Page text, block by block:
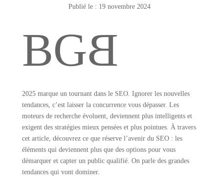
Publié le : 19 novembre 2024
BGB
2025 marque un tournant dans le SEO. Ignorer les nouvelles
tendances, c’est laisser la concurrence vous dépasser. Les
moteurs de recherche évoluent, deviennent plus intelligents et
exigent des stratégies mieux pensées et plus pointues. À travers
cet article, découvrez ce que réserve l’avenir du SEO : les
éléments qui deviennent plus que des options pour vous
démarquer et capter un public qualifié. On parle des grandes
tendances qui vont dominer.